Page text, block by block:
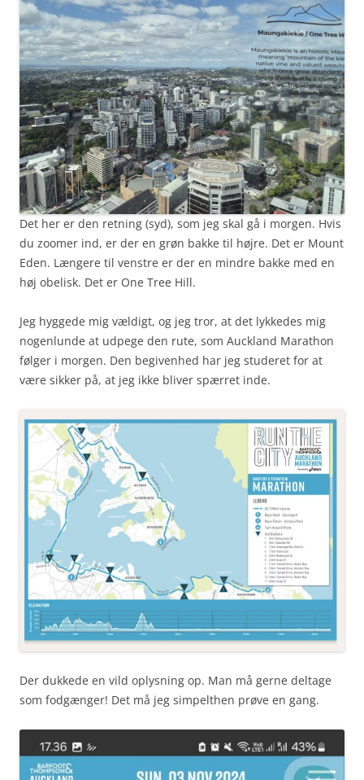
Det her er den retning (syd), som jeg skal gå i morgen. Hvis
du zoomer ind, er der en grøn bakke til højre. Det er Mount
Eden. Længere til venstre er der en mindre bakke med en
høj obelisk. Det er One Tree Hill.
Jeg hyggede mig vældigt, og jeg tror, at det lykkedes mig
nogenlunde at udpege den rute, som Auckland Marathon
følger i morgen. Den begivenhed har jeg studeret for at
være sikker på, at jeg ikke bliver spærret inde.
Der dukkede en vild oplysning op. Man må gerne deltage
som fodgænger! Det må jeg simpelthen prøve en gang.